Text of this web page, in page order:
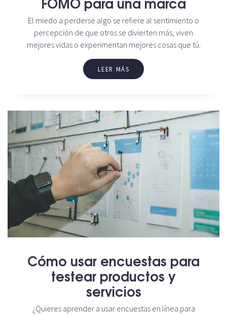
El miedo a perderse algo se refiere al sentimiento o
percepción de que otros se divierten más, viven
mejores vidas o experimentan mejores cosas que tú.
LEER MÁS
Cómo usar encuestas para
testear productos y
servicios
¿Quieres aprender a usar encuestas en línea para